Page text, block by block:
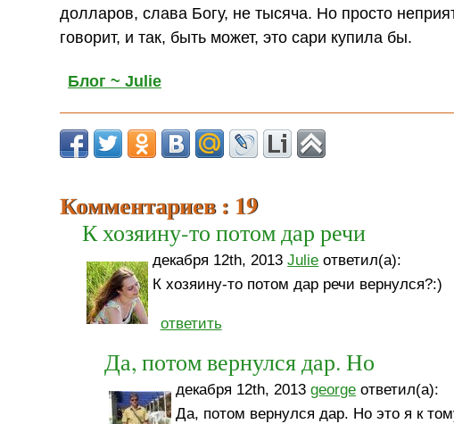
долларов, слава Богу, не тысяча. Но просто
говорит, и так, быть может, это сари купила бы.
Блог ~ Julie
Комментариев : 19
К хозяину-то потом дар речи
декабря 12th, 2013Julie ответил(а):
К хозяину-то потом дар речи вернулся?:)
ответить
Да, потом вернулся дар. Но
декабря 12th, 2013george ответил(а):
Да, потом вернулся дар. Но это я к